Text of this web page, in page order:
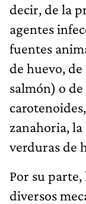
decir, de la
agentes
fuentes
de huevo,
salmón) o
zanahoria, la
verduras de
Por su
diversos